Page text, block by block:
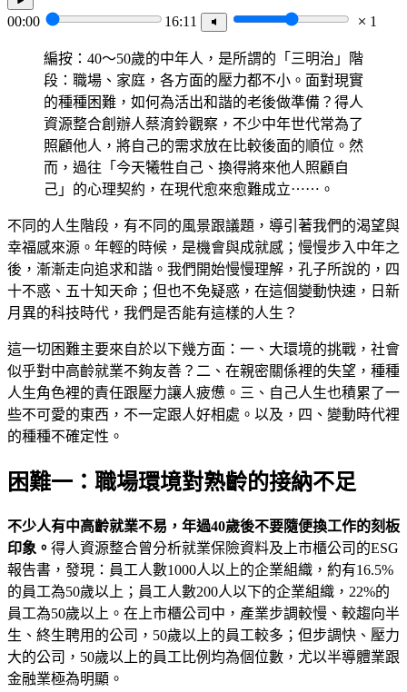
00:00 16:11 1
編按：40～50歲的中年人，是所謂的「三明治」階
段：職場、家庭，各方面的壓力都不小。面對現實
的種種困難，如何為活出和諧的老後做準備？得人
資源整合創辦人蔡淯鈴觀察，不少中年世代常為了
照顧他人，將自己的需求放在比較後面的順位。然
而，過往「今天犧牲自己、換得將來他人照顧自
己」的心理契約，在現代愈來愈難成立⋯⋯。
不同的人生階段，有不同的風景跟議題，導引著我們的渴望與
幸福感來源。年輕的時候，是機會與成就感；慢慢步入中年之
後，漸漸走向追求和諧。我們開始慢慢理解，孔子所說的，四
十不惑、五十知天命；但也不免疑惑，在這個變動快速，日新
月異的科技時代，我們是否能有這樣的人生？
這一切困難主要來自於以下幾方面：一、大環境的挑戰，社會
似乎對中高齡就業不夠友善？二、在親密關係裡的失望，種種
人生角色裡的責任跟壓力讓人疲憊。三、自己人生也積累了一
些不可愛的東西，不一定跟人好相處。以及，四、變動時代裡
的種種不確定性。
困難一：職場環境對熟齡的接納不足
不少人有中高齡就業不易，年過40歲後不要隨便換工作的刻板
印象。 得人資源整合曾分析就業保險資料及上市櫃公司的ESG
報告書，發現：員工人數1000人以上的企業組織，約有16.5%
的員工為50歲以上；員工人數200人以下的企業組織，22%的
員工為50歲以上。在上市櫃公司中，產業步調較慢、較趨向半
生、終生聘用的公司，50歲以上的員工較多；但步調快、壓力
大的公司，50歲以上的員工比例均為個位數，尤以半導體業跟
金融業極為明顯。